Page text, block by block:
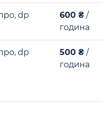
dp 600 ₴ /
година
dp 500 ₴ /
година